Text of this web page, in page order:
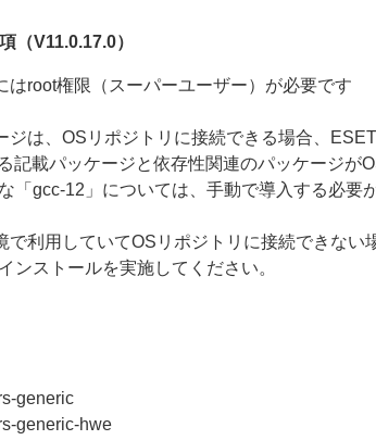
（V11.0.17.0）
はroot権限（スーパーユーザー）が必要です
ジは、OSリポジトリに接続できる場合、
記載パッケージと依存性関連のパッケージが
「gcc-12」については、手動で導入する必要
で利用していてOSリポジトリに接続できな
ンストールを実施してください。
generic
generic-hwe